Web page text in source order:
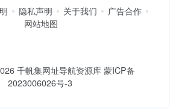
隐私声明 关于我们
广告合作
网站地图
千帆集网址导航资源库蒙ICP备
2023006026号-3